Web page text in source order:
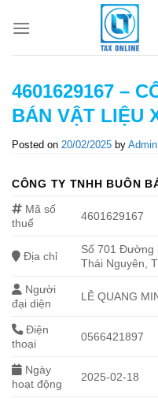
4601629167 –
BÁN VẬT LIỆU
Posted on 20/02/2025 by Admin
CÔNG TY TNHH BUÔN
Mã số
thuế
4601629167
Địa chỉ
Số 701 Đường
Thái Nguyên,
Người
đại diện
LÊ QUANG
Điện
thoại
0566421897
Ngày
hoạt động
2025-02-18